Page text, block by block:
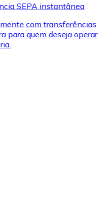
SEPA instantânea
com transferências
para quem deseja operar